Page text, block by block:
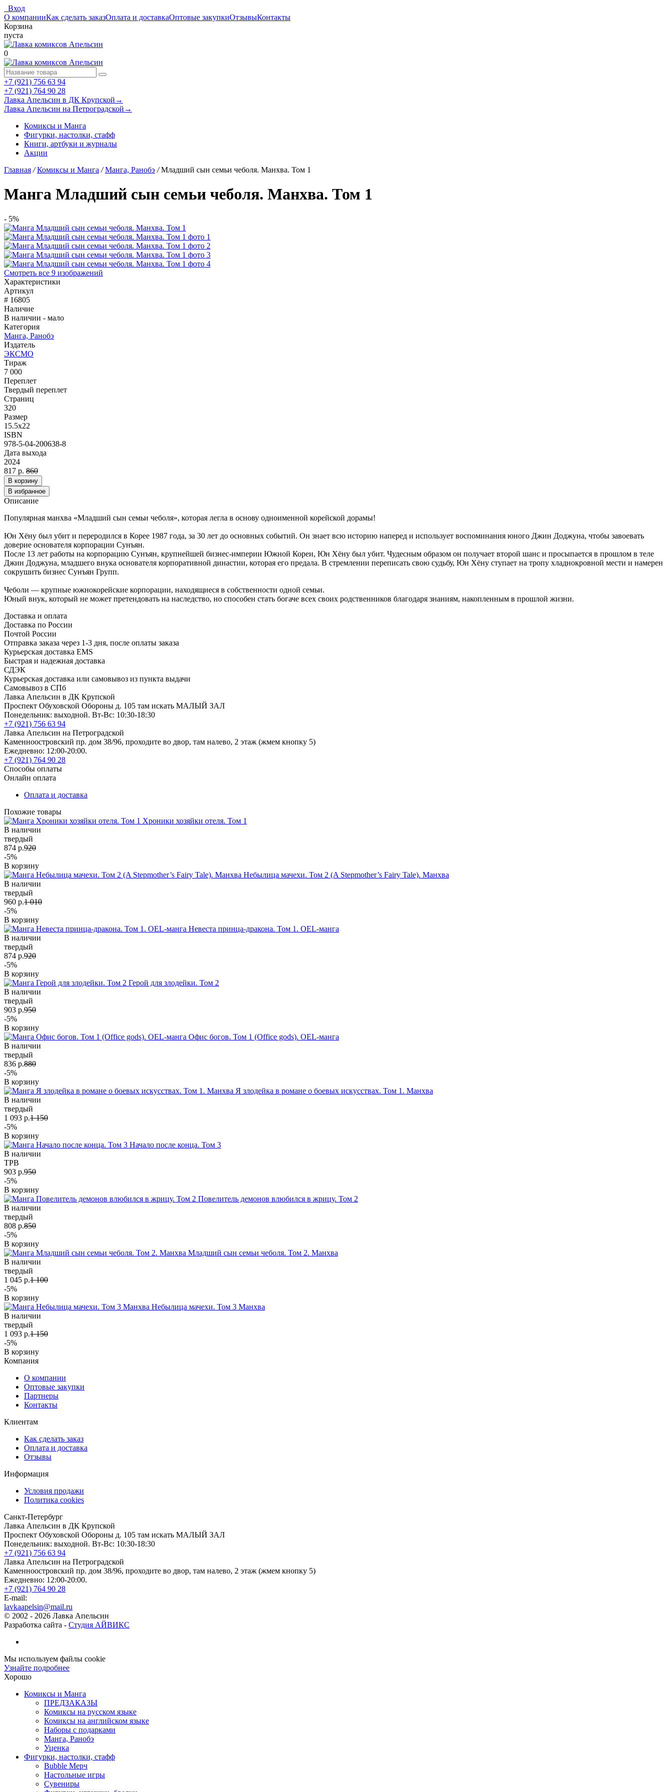
Вход
О компанииКак сделать заказОплата и доставкаОптовые закупкиОтзывыКонтакты
Корзина
пуста
0
+7 (921) 756 63 94
+7 (921) 764 90 28
Лавка Апельсин в ДК Крупской →
Лавка Апельсин на Петроградской →
Комиксы и Манга
Фигурки, настолки, стафф
Книги, артбуки и журналы
Акции
Главная / Комиксы и Манга / Манга, Ранобэ / Младший сын семьи чеболя. Манхва. Том 1
Манга Младший сын семьи чеболя. Манхва. Том 1
- 5%
Смотреть все 9 изображений
Характеристики
Артикул
# 16805
Наличие
В наличии - мало
Категория
Манга, Ранобэ
Издатель
ЭКСМО
Тираж
7 000
Переплет
Твердый переплет
Страниц
320
Размер
15.5x22
ISBN
978-5-04-200638-8
Дата выхода
2024
817 р. 860
В корзину
В избранное
Описание
Популярная манхва «Младший сын семьи чеболя», которая легла в основу одноименной корейской дорамы!
Юн Хёну был убит и переродился в Корее 1987 года, за 30 лет до основных событий. Он знает всю историю наперед и использует воспоминания юного Джин Доджуна, чтобы завоевать
доверие основателя корпорации Сунъян.
После 13 лет работы на корпорацию Сунъян, крупнейшей бизнес-империи Южной Кореи, Юн Хёну был убит. Чудесным образом он получает второй шанс и просыпается в прошлом в теле
Джин Доджуна, младшего внука основателя корпоративной династии, которая его предала. В стремлении переписать свою судьбу, Юн Хёну ступает на тропу хладнокровной мести и намерен
сокрушить бизнес Сунъян Групп.
Чеболи — крупные южнокорейские корпорации, находящиеся в собственности одной семьи.
Юный внук, который не может претендовать на наследство, но способен стать богаче всех своих родственников благодаря знаниям, накопленным в прошлой жизни.
Доставка и оплата
Доставка по России
Почтой России
Отправка заказа через 1-3 дня, после оплаты заказа
Курьерская доставка EMS
Быстрая и надежная доставка
СДЭК
Курьерская доставка или самовывоз из пункта выдачи
Самовывоз в СПб
Лавка Апельсин в ДК Крупской
Проспект Обуховской Обороны д. 105 там искать МАЛЫЙ ЗАЛ
Понедельник: выходной. Вт-Вс: 10:30-18:30
+7 (921) 756 63 94
Лавка Апельсин на Петроградской
Каменноостровский пр. дом 38/96, проходите во двор, там налево, 2 этаж (жмем кнопку 5)
Ежедневно: 12:00-20:00.
+7 (921) 764 90 28
Способы оплаты
Онлайн оплата
Оплата и доставка
Похожие товары
Хроники хозяйки отеля. Том 1
В наличии
твердый
874 р.920
-5%
В корзину
Небылица мачехи. Том 2 (A Stepmother’s Fairy Tale). Манхва
В наличии
твердый
960 р.1 010
-5%
В корзину
Невеста принца-дракона. Том 1. OEL-манга
В наличии
твердый
874 р.920
-5%
В корзину
Герой для злодейки. Том 2
В наличии
твердый
903 р.950
-5%
В корзину
Офис богов. Том 1 (Office gods). OEL-манга
В наличии
твердый
836 р.880
-5%
В корзину
Я злодейка в романе о боевых искусствах. Том 1. Манхва
В наличии
твердый
1 093 р.1 150
-5%
В корзину
Начало после конца. Том 3
В наличии
TPB
903 р.950
-5%
В корзину
Повелитель демонов влюбился в жрицу. Том 2
В наличии
твердый
808 р.850
-5%
В корзину
Младший сын семьи чеболя. Том 2. Манхва
В наличии
твердый
1 045 р.1 100
-5%
В корзину
Небылица мачехи. Том 3 Манхва
В наличии
твердый
1 093 р.1 150
-5%
В корзину
Компания
О компании
Оптовые закупки
Партнеры
Контакты
Клиентам
Как сделать заказ
Оплата и доставка
Отзывы
Информация
Условия продажи
Политика cookies
Санкт-Петербург
Лавка Апельсин в ДК Крупской
Проспект Обуховской Обороны д. 105 там искать МАЛЫЙ ЗАЛ
Понедельник: выходной. Вт-Вс: 10:30-18:30
+7 (921) 756 63 94
Лавка Апельсин на Петроградской
Каменноостровский пр. дом 38/96, проходите во двор, там налево, 2 этаж (жмем кнопку 5)
Ежедневно: 12:00-20:00.
+7 (921) 764 90 28
E-mail:
lavkaapelsin@mail.ru
© 2002 - 2026 Лавка Апельсин
Разработка сайта - Студия АЙВИКС
Мы используем файлы cookie
Узнайте подробнее
Хорошо
Комиксы и Манга
ПРЕДЗАКАЗЫ
Комиксы на русском языке
Комиксы на английском языке
Наборы с подарками
Манга, Ранобэ
Уценка
Фигурки, настолки, стафф
Bubble Мерч
Настольные игры
Сувениры